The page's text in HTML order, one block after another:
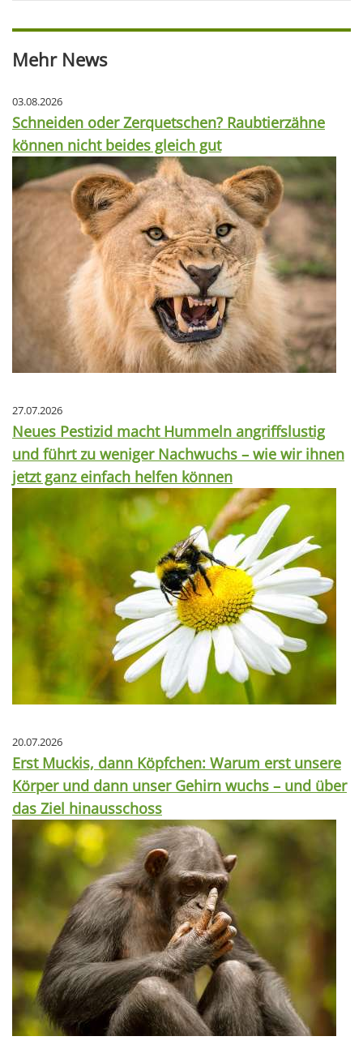
Mehr News
03.08.2026
Schneiden oder Zerquetschen? Raubtierzähne
können nicht beides gleich gut
27.07.2026
Neues Pestizid macht Hummeln angriffslustig
und führt zu weniger Nachwuchs – wie wir ihnen
jetzt ganz einfach helfen können
20.07.2026
Erst Muckis, dann Köpfchen: Warum erst unsere
Körper und dann unser Gehirn wuchs – und über
das Ziel hinausschoss